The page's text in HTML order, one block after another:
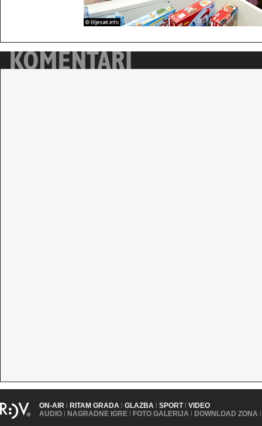
ON-AIR | RITAM GRADA | GLAZBA | SPORT | VIDEO
AUDIO | NAGRADNE IGRE | FOTO GALERIJA | DOWNLOAD ZONA |